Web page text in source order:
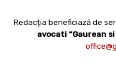
Redacția beneficiază de
avocati “Gaurean